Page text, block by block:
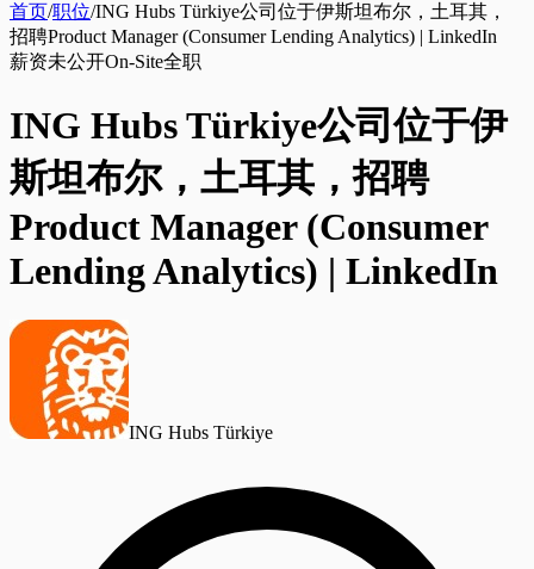
首页/职位/ING Hubs Türkiye公司位于伊斯坦布尔，土耳其，
招聘Product Manager (Consumer Lending Analytics) | LinkedIn
薪资未公开On-Site全职
ING Hubs Türkiye公司位于伊
斯坦布尔，土耳其，招聘
Product Manager (Consumer
Lending Analytics) | LinkedIn
ING Hubs Türkiye